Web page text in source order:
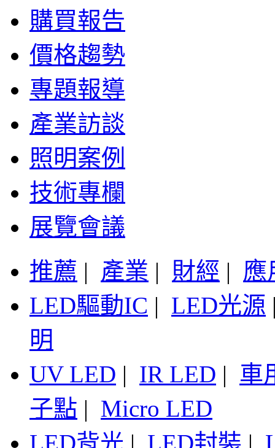
購買報告
價格趨勢
專題報導
產業訪談
照明案例
技術專欄
展覽會議
推薦 | 產業 | 財經 | 應
LED驅動IC | LED光源
明
UV LED | IR LED | 車
子點 | Micro LED
LED背光 | LED封裝 |